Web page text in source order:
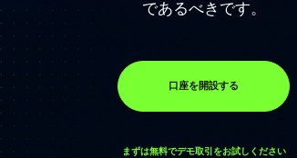
であるべきです。
口座を開設する
まずは無料でデモ取引をお試しください